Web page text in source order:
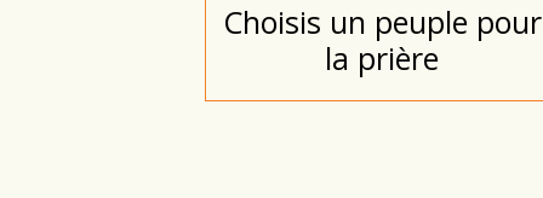
Choisis un peuple pour
la prière